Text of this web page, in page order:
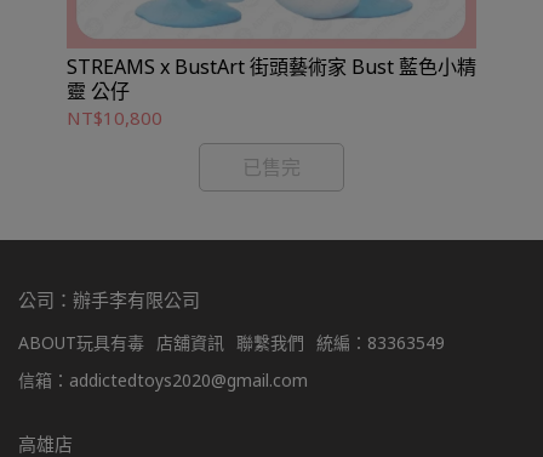
STREAMS x BustArt 街頭藝術家 Bust 藍色小精
靈 公仔
NT$10,800
已售完
公司：辦手李有限公司
ABOUT玩具有毒 店舖資訊 聯繫我們 統編：83363549
信箱：addictedtoys2020@gmail.com
高雄店